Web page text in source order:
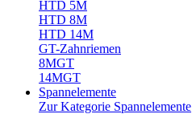
HTD 5M
HTD 8M
HTD 14M
GT-Zahnriemen
8MGT
14MGT
Spannelemente
Zur Kategorie Spannelemente